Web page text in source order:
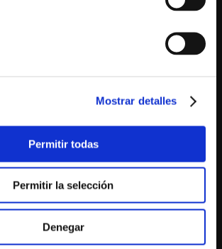
Mostrar detalles
Permitir todas
Permitir la selección
Denegar
de Ingeniería